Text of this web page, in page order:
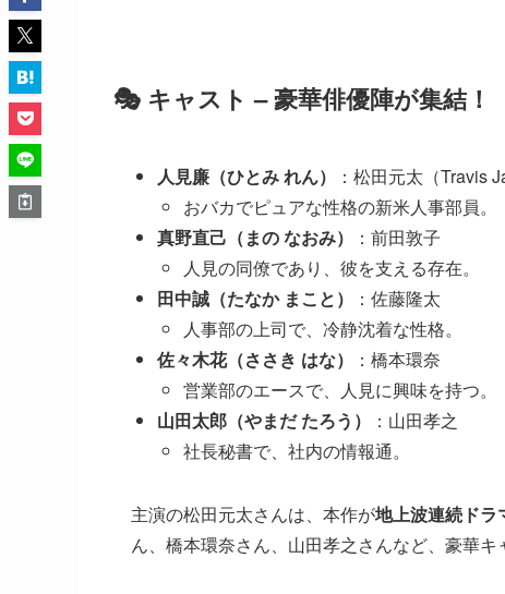
🎭 キャスト – 豪華俳優陣が集結！
人見廉（ひとみ れん）
：松田元太（Travis
おバカでピュアな性格の新米人事部員。
真野直己（まの なおみ）
：前田敦子
人見の同僚であり、彼を支える存在。
田中誠（たなか まこと）
：佐藤隆太
人事部の上司で、冷静沈着な性格。
佐々木花（ささき はな）
：橋本環奈
営業部のエースで、人見に興味を持つ。
山田太郎（やまだ たろう）
：山田孝之
社長秘書で、社内の情報通。
主演の松田元太さんは、本作が地上波連続ドラ
ん、橋本環奈さん、山田孝之さんなど、豪華キ